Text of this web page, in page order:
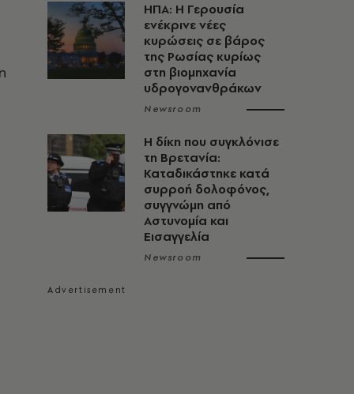
ΗΠΑ: Η Γερουσία
ενέκρινε νέες
κυρώσεις σε βάρος
της Ρωσίας κυρίως
στη βιομηχανία
υδρογονανθράκων
Newsroom
H δίκη που συγκλόνισε
τη Βρετανία:
Καταδικάστηκε κατά
συρροή δολοφόνος,
συγγνώμη από
Αστυνομία και
Εισαγγελία
Newsroom